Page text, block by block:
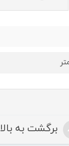
برگشت به بالا